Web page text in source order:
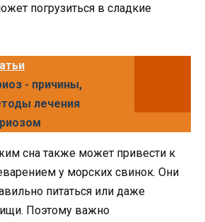
погрузиться в сладкие
- причины,
лечения
сна также может привести к
у морских свинок. Они
питаться или даже
Поэтому важно